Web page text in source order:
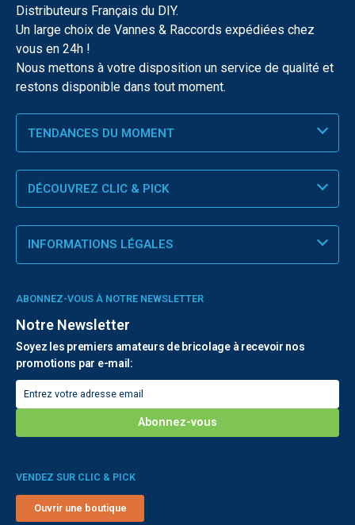
Distributeurs Français du DIY.
Un large choix de Vannes & Raccords expédiées chez
vous en 24h !
Nous mettons à votre disposition un service de qualité et
restons disponible dans tout moment.
TENDANCES DU MOMENT
DÉCOUVREZ CLIC & PICK
INFORMATIONS LÉGALES
ABONNEZ-VOUS À NOTRE NEWSLETTER
Notre Newsletter
Soyez les premiers amateurs de bricolage à recevoir nos
promotions par e-mail:
VENDEZ SUR CLIC & PICK
Ouvrir une boutique